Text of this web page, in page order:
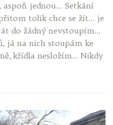
jednou… Setkání
tolik chce se žít… je
do žádný nevstoupím…
já na nich stoupám ke
křídla nesložím… Nikdy